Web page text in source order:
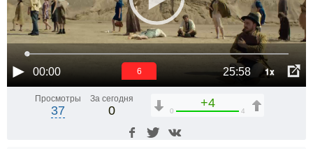
00:00 25:58 1x
5
Просмотры
37
За сегодня
0
+4
0 4